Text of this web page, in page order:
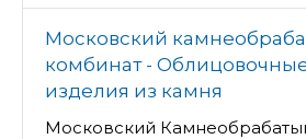
Московский
комбинат -
изделия из камня
Московский